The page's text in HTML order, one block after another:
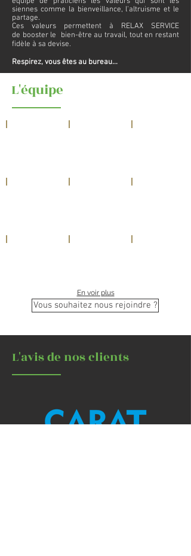
siennes comme la bienveillance, l'altruisme et le
partage.
Ces valeurs permettent à RELAX SERVICE
de booster le bien-être au travail, tout en restant
fidèle à sa devise.
Respirez, vous êtes au bureau...
L'équipe
En voir plus
Vous souhaitez nous rejoindre ?
L'avis de nos clients